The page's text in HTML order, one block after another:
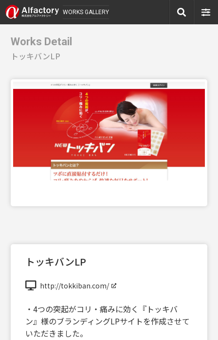
WORKS GALLERY
Works Detail
トッキバンLP
トッキバンLP
http://tokkiban.com/
・4つの突起がコリ・痛みに効く『トッキバ
ン』様のブランディングLPサイトを作成させて
いただきました。